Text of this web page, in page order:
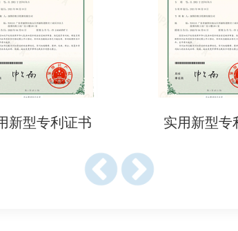
利证书 实用新型专利证书